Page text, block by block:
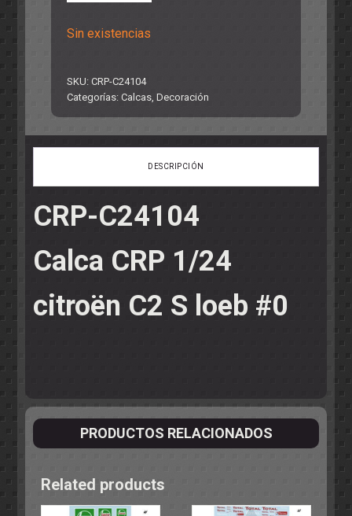
Sin existencias
SKU:CRP-C24104
Categorías:Calcas ,Decoración
DESCRIPCIÓN
CRP-C24104
Calca CRP 1/24
citroën C2 S loeb #0
PRODUCTOS RELACIONADOS
Related products